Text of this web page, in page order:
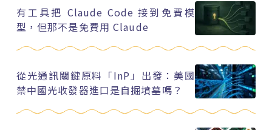
有工具把 Claude Code 接到免費模
型，但那不是免費用 Claude
從光通訊關鍵原料「InP」出發：美國
禁中國光收發器進口是自掘墳墓嗎？